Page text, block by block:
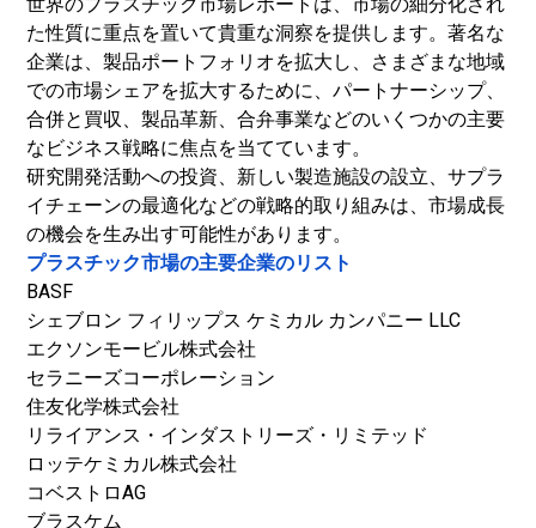
た性質に重点を置いて貴重な洞察を提供します。著名な
企業は、製品ポートフォリオを拡大し、さまざまな地域
での市場シェアを拡大​​するために、パートナーシップ、
合併と買収、製品革新、合弁事業などのいくつかの主要
なビジネス戦略に焦点を当てています。
研究開発活動への投資、新しい製造施設の設立、サプラ
イチェーンの最適化などの戦略的取り組みは、市場成長
の機会を生み出す可能性があります。
プラスチック市場の主要企業のリスト
BASF
シェブロン フィリップス ケミカル カンパニー LLC
エクソンモービル株式会社
セラニーズコーポレーション
住友化学株式会社
リライアンス・インダストリーズ・リミテッド
ロッテケミカル株式会社
コベストロAG
ブラスケム